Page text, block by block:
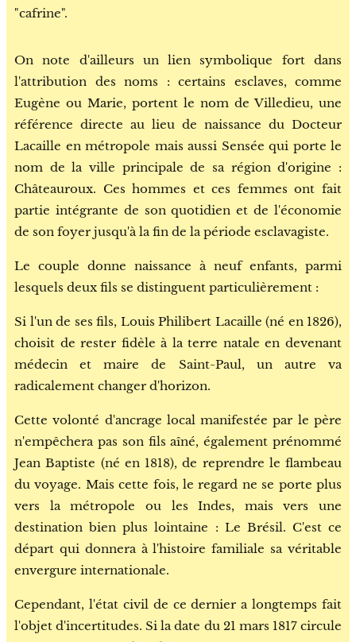
"cafrine".
On note d'ailleurs un lien symbolique fort dans
l'attribution des noms : certains esclaves, comme
Eugène ou Marie, portent le nom de Villedieu, une
référence directe au lieu de naissance du Docteur
Lacaille en métropole mais aussi Sensée qui porte le
nom de la ville principale de sa région d'origine :
Châteauroux. Ces hommes et ces femmes ont fait
partie intégrante de son quotidien et de l'économie
de son foyer jusqu'à la fin de la période esclavagiste.
Le couple donne naissance à neuf enfants, parmi
lesquels deux fils se distinguent particulièrement :
Si l'un de ses fils, Louis Philibert Lacaille (né en 1826),
choisit de rester fidèle à la terre natale en devenant
médecin et maire de Saint-Paul, un autre va
radicalement changer d'horizon.
Cette volonté d'ancrage local manifestée par le père
n'empêchera pas son fils aîné, également prénommé
Jean Baptiste (né en 1818), de reprendre le flambeau
du voyage. Mais cette fois, le regard ne se porte plus
vers la métropole ou les Indes, mais vers une
destination bien plus lointaine : Le Brésil. C'est ce
départ qui donnera à l'histoire familiale sa véritable
envergure internationale.
Cependant, l'état civil de ce dernier a longtemps fait
l'objet d'incertitudes. Si la date du 21 mars 1817 circule